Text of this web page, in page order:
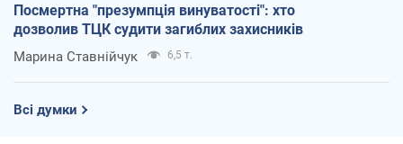
Посмертна "презумпція винуватості": хто
дозволив ТЦК судити загиблих захисників
Марина Ставнійчук 6,5 т.
Всі думки